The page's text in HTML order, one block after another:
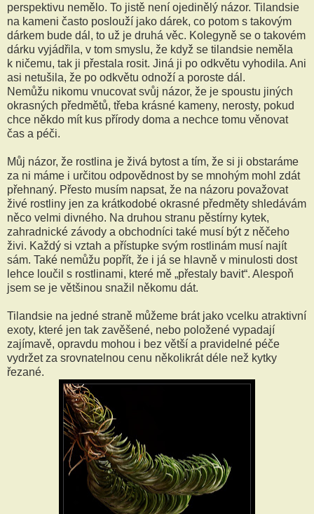
perspektivu nemělo. To jistě není ojedinělý názor. Tilandsie
na kameni často poslouží jako dárek, co potom s takovým
dárkem bude dál, to už je druhá věc. Kolegyně se o takovém
dárku vyjádřila, v tom smyslu, že když se tilandsie neměla
k ničemu, tak ji přestala rosit. Jiná ji po odkvětu vyhodila. Ani
asi netušila, že po odkvětu odnoží a poroste dál.
Nemůžu nikomu vnucovat svůj názor, že je spoustu jiných
okrasných předmětů, třeba krásné kameny, nerosty, pokud
chce někdo mít kus přírody doma a nechce tomu věnovat
čas a péči.
Můj názor, že rostlina je živá bytost a tím, že si ji obstaráme
za ni máme i určitou odpovědnost by se mnohým mohl zdát
přehnaný. Přesto musím napsat, že na názoru považovat
živé rostliny jen za krátkodobé okrasné předměty shledávám
něco velmi divného. Na druhou stranu pěstírny kytek,
zahradnické závody a obchodníci také musí být z něčeho
živi. Každý si vztah a přístupke svým rostlinám musí najít
sám. Také nemůžu popřít, že i já se hlavně v minulosti dost
lehce loučil s rostlinami, které mě „přestaly bavit“. Alespoň
jsem se je většinou snažil někomu dát.
Tilandsie na jedné straně můžeme brát jako vcelku atraktivní
exoty, které jen tak zavěšené, nebo položené vypadají
zajímavě, opravdu mohou i bez větší a pravidelné péče
vydržet za srovnatelnou cenu několikrát déle než kytky
řezané.